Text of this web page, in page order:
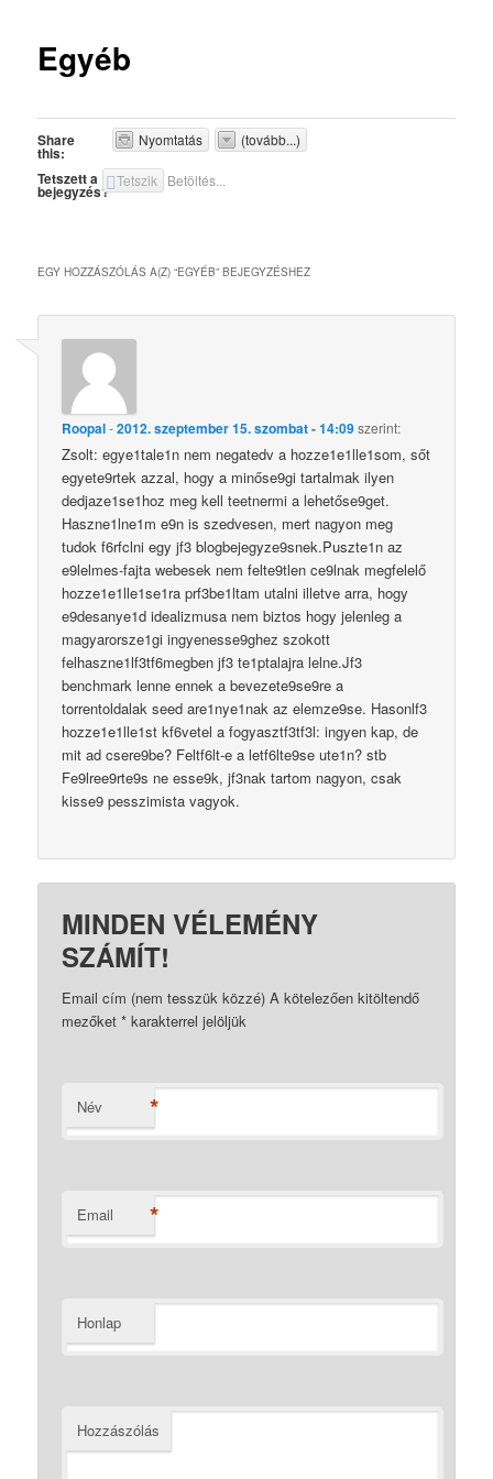
Egyéb
Share
this:
Nyomtatás (tovább...)
Tetszett a
bejegyzés?
Tetszik Betöltés...
EGY HOZZÁSZÓLÁS A(Z) “EGYÉB” BEJEGYZÉSHEZ
Roopal-2012. szeptember 15. szombat - 14:09szerint:
Zsolt: egye1tale1n nem negatedv a hozze1e1lle1som, sőt
egyete9rtek azzal, hogy a minőse9gi tartalmak ilyen
dedjaze1se1hoz meg kell teetnermi a lehetőse9get.
Haszne1lne1m e9n is szedvesen, mert nagyon meg
tudok f6rfclni egy jf3 blogbejegyze9snek.Puszte1n az
e9lelmes-fajta webesek nem felte9tlen ce9lnak megfelelő
hozze1e1lle1se1ra prf3be1ltam utalni illetve arra, hogy
e9desanye1d idealizmusa nem biztos hogy jelenleg a
magyarorsze1gi ingyenesse9ghez szokott
felhaszne1lf3tf6megben jf3 te1ptalajra lelne.Jf3
benchmark lenne ennek a bevezete9se9re a
torrentoldalak seed are1nye1nak az elemze9se. Hasonlf3
hozze1e1lle1st kf6vetel a fogyasztf3tf3l: ingyen kap, de
mit ad csere9be? Feltf6lt-e a letf6lte9se ute1n? stb
Fe9lree9rte9s ne esse9k, jf3nak tartom nagyon, csak
kisse9 pesszimista vagyok.
MINDEN VÉLEMÉNY
SZÁMÍT!
Email cím (nem tesszük közzé) A kötelezően kitöltendő
mezőket* karakterrel jelöljük
Név *
Email *
Honlap
Hozzászólás